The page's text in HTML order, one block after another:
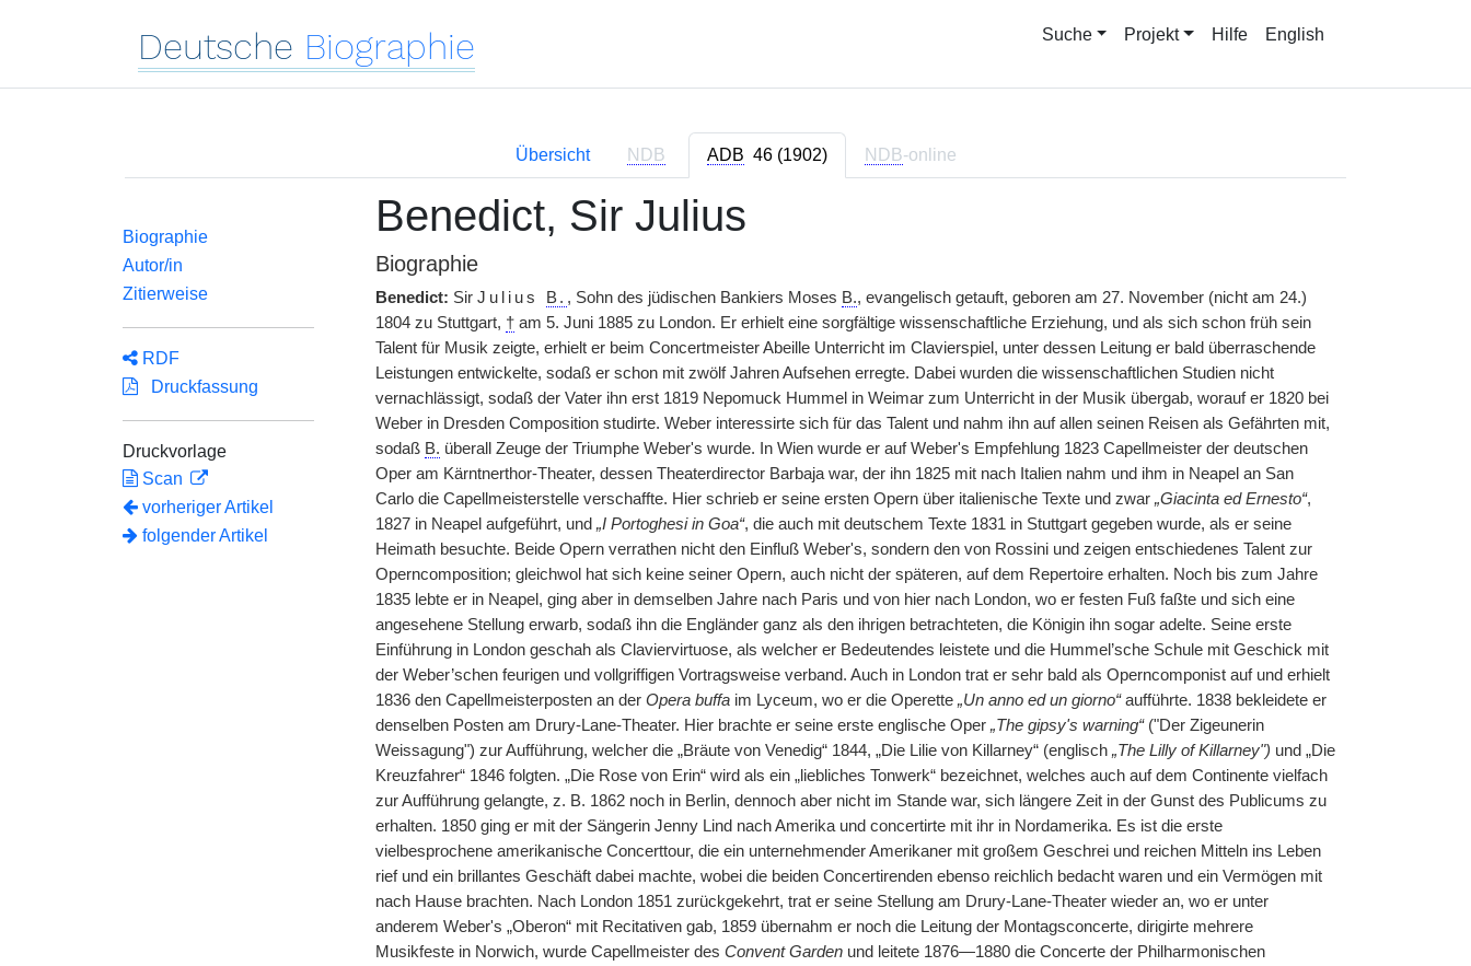
Deutsche Biographie Suche Projekt Hilfe English
Übersicht NDB ADB 46 (1902) NDB-online
Biographie
Autor/in
Zitierweise
RDF
Druckfassung
Druckvorlage
Scan
vorheriger Artikel
folgender Artikel
Benedict, Sir Julius
Biographie
Benedict: Sir Julius B. , Sohn des jüdischen Bankiers Moses B., evangelisch getauft, geboren am 27. November (nicht am 24.)
1804 zu Stuttgart, †am 5. Juni 1885 zu London. Er erhielt eine sorgfältige wissenschaftliche Erziehung, und als sich schon früh sein
Talent für Musik zeigte, erhielt er beim Concertmeister Abeille Unterricht im Clavierspiel, unter dessen Leitung er bald überraschende
Leistungen entwickelte, sodaß er schon mit zwölf Jahren Aufsehen erregte. Dabei wurden die wissenschaftlichen Studien nicht
vernachlässigt, sodaß der Vater ihn erst 1819 Nepomuck Hummel in Weimar zum Unterricht in der Musik übergab, worauf er 1820 bei
Weber in Dresden Composition studirte. Weber interessirte sich für das Talent und nahm ihn auf allen seinen Reisen als Gefährten mit,
sodaß B. überall Zeuge der Triumphe Weber's wurde. In Wien wurde er auf Weber's Empfehlung 1823 Capellmeister der deutschen
Oper am Kärntnerthor-Theater, dessen Theaterdirector Barbaja war, der ihn 1825 mit nach Italien nahm und ihm in Neapel an San
Carlo die Capellmeisterstelle verschaffte. Hier schrieb er seine ersten Opern über italienische Texte und zwar „Giacinta ed Ernesto“,
1827 in Neapel aufgeführt, und „I Portoghesi in Goa“, die auch mit deutschem Texte 1831 in Stuttgart gegeben wurde, als er seine
Heimath besuchte. Beide Opern verrathen nicht den Einfluß Weber's, sondern den von Rossini und zeigen entschiedenes Talent zur
Operncomposition; gleichwol hat sich keine seiner Opern, auch nicht der späteren, auf dem Repertoire erhalten. Noch bis zum Jahre
1835 lebte er in Neapel, ging aber in demselben Jahre nach Paris und von hier nach London, wo er festen Fuß faßte und sich eine
angesehene Stellung erwarb, sodaß ihn die Engländer ganz als den ihrigen betrachteten, die Königin ihn sogar adelte. Seine erste
Einführung in London geschah als Claviervirtuose, als welcher er Bedeutendes leistete und die Hummel’sche Schule mit Geschick mit
der Weber’schen feurigen und vollgriffigen Vortragsweise verband. Auch in London trat er sehr bald als Operncomponist auf und erhielt
1836 den Capellmeisterposten an der Opera buffaim Lyceum, wo er die Operette „Un anno ed un giorno“aufführte. 1838 bekleidete er
denselben Posten am Drury-Lane-Theater. Hier brachte er seine erste englische Oper „The gipsy's warning“("Der Zigeunerin
Weissagung") zur Aufführung, welcher die „Bräute von Venedig“ 1844, „Die Lilie von Killarney“ (englisch „The Lilly of Killarney") und „Die
Kreuzfahrer“ 1846 folgten. „Die Rose von Erin“ wird als ein „liebliches Tonwerk“ bezeichnet, welches auch auf dem Continente vielfach
zur Aufführung gelangte, z. B. 1862 noch in Berlin, dennoch aber nicht im Stande war, sich längere Zeit in der Gunst des Publicums zu
erhalten. 1850 ging er mit der Sängerin Jenny Lind nach Amerika und concertirte mit ihr in Nordamerika. Es ist die erste
vielbesprochene amerikanische Concerttour, die ein unternehmender Amerikaner mit großem Geschrei und reichen Mitteln ins Leben
rief und ein| brillantes Geschäft dabei machte, wobei die beiden Concertirenden ebenso reichlich bedacht waren und ein Vermögen mit
nach Hause brachten. Nach London 1851 zurückgekehrt, trat er seine Stellung am Drury-Lane-Theater wieder an, wo er unter
anderem Weber's „Oberon“ mit Recitativen gab, 1859 übernahm er noch die Leitung der Montagsconcerte, dirigirte mehrere
Musikfeste in Norwich, wurde Capellmeister des Convent Gardenund leitete 1876—1880 die Concerte der Philharmonischen